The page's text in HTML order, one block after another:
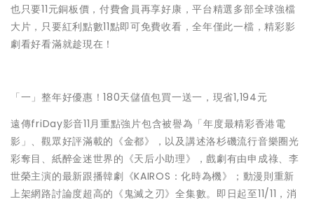
也只要11元銅板價，付費會員再享好康，平台精選多部全球強檔
大片，只要紅利點數11點即可免費收看，全年僅此一檔，精彩影
劇看好看滿就趁現在！
「一」整年好優惠！180天儲值包買一送一，現省1,194元
遠傳friDay影音11月重點強片包含被譽為「年度最精彩香港電
影」、觀眾好評滿載的《金都》，以及講述洛杉磯流行音樂圈光
彩奪目、紙醉金迷世界的《天后小助理》，戲劇有由申成祿、李
世榮主演的最新跟播韓劇《KAIROS：化時為機》；動漫則重新
上架網路討論度超高的《鬼滅之刃》全集數。即日起至11/11，消